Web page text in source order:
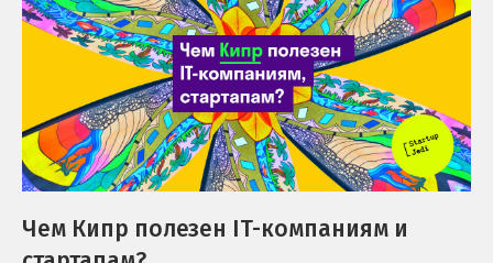
Чем Кипр полезен IT-компаниям и